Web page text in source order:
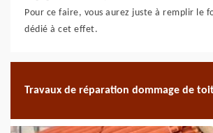
Pour ce faire, vous aurez juste à remplir le
dédié à cet effet.
Travaux de réparation dommage de